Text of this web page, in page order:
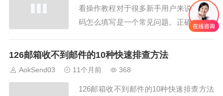
看操作教程对于很多新手用户来说，邮件
码怎么填写是一个常见问题。正确填写邮
箱使用效率。本文将详细介绍邮件码怎么
渠道首先要明确邮件码来源。邮件码怎...
126邮箱收不到邮件的10种快速排查方法
AokSend03 11个月前 368
126邮箱收不到邮件的10种快速排查方法